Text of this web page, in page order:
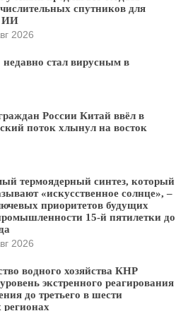
спутников для
ИИ
2026
стал вирусным в
России Китай ввёл в
поток хлынул на восток
термоядерный синтез, который
«искусственное солнце», –
приоритетов будущих
15-й пятилетки до
2026
водного хозяйства КНР
экстренного реагирования
до третьего в шести
регионах